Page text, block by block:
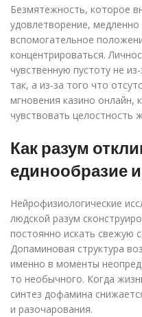
Безмятежность, которое
удовлетворение,
вспомогательное
концентрироваться.
чувственную пустоту не
так, а из-за того что
мгновения казино онлайн,
чувствовать целостность
Как разум
единообразие
Нейрофизиологические
людской разум
постоянно искать свежую
Допаминовая структура
именно в моменты
то необычного. Когда
синтез дофамина
и разочарования.